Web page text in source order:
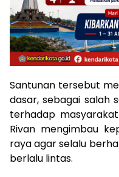
Santunan tersebut
dasar, sebagai salah
terhadap
Rivan mengimbau
raya agar selalu
berlalu lintas.